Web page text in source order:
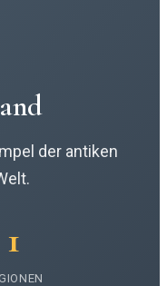
der antiken
1